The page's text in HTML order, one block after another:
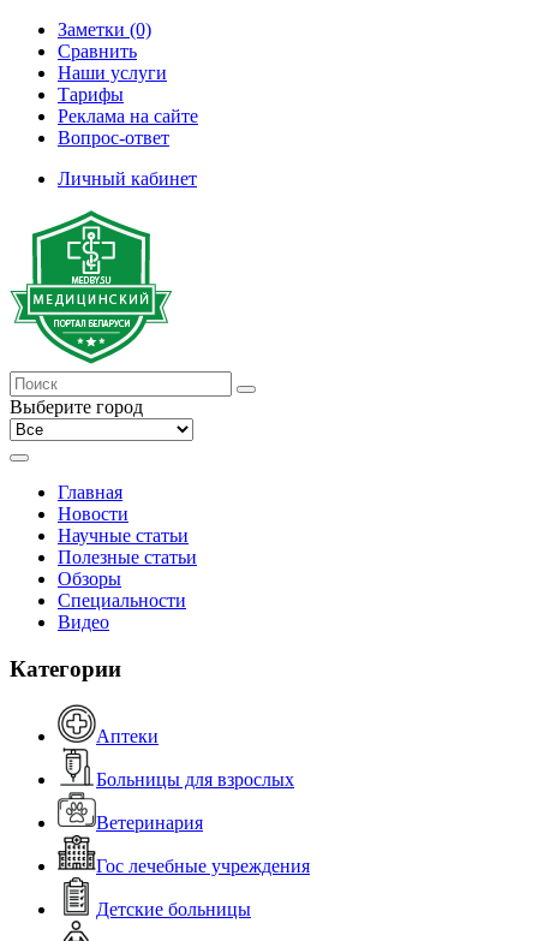
Заметки (0)
Сравнить
Наши услуги
Тарифы
Реклама на сайте
Вопрос-ответ
Личный кабинет
Выберите город
Главная
Новости
Научные статьи
Полезные статьи
Обзоры
Специальности
Видео
Категории
Аптеки
Больницы для взрослых
Ветеринария
Гос лечебные учреждения
Детские больницы